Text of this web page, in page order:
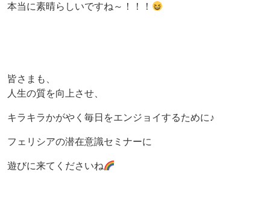
本当に素晴らしいですね～！！！
皆さまも、
人生の質を向上させ、
キラキラかがやく毎日をエンジョイするために♪
フェリシアの潜在意識セミナーに
遊びに来てくださいね